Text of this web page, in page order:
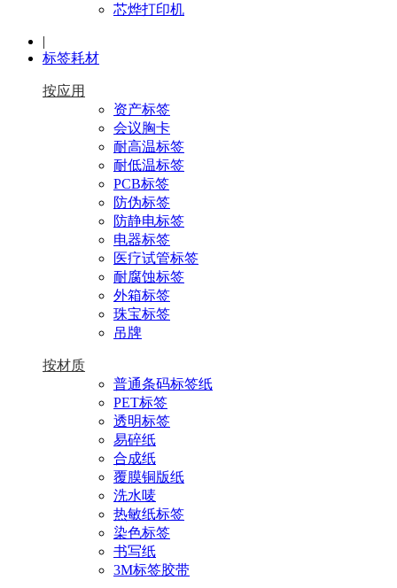
芯烨打印机
|
标签耗材
按应用
资产标签
会议胸卡
耐高温标签
耐低温标签
PCB标签
防伪标签
防静电标签
电器标签
医疗试管标签
耐腐蚀标签
外箱标签
珠宝标签
吊牌
按材质
普通条码标签纸
PET标签
透明标签
易碎纸
合成纸
覆膜铜版纸
洗水唛
热敏纸标签
染色标签
书写纸
3M标签胶带